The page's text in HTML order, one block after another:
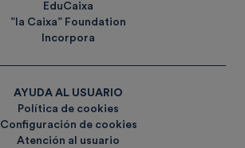
EduCaixa
”la Caixa” Foundation
Incorpora
AYUDA AL USUARIO
Política de cookies
Configuración de cookies
Atención al usuario